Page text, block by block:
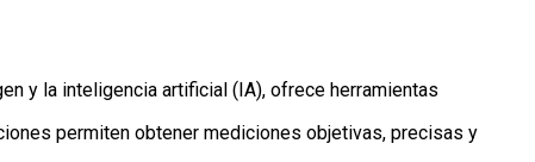
y la inteligencia artificial (IA), ofrece herramientas
permiten obtener mediciones objetivas, precisas y